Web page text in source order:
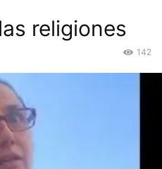
religiones
142